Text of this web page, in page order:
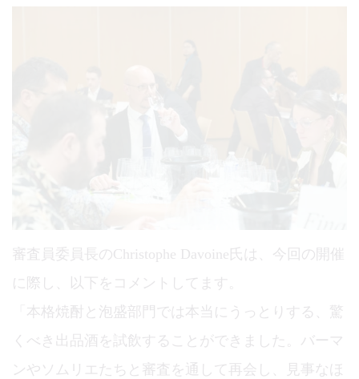
審査員委員長のChristophe Davoine氏は、今回の開催
に際し、以下をコメントしてます。
「本格焼酎と泡盛部門では本当にうっとりする、驚
くべき出品酒を試飲することができました。バーマ
ンやソムリエたちと審査を通して再会し、見事なほ